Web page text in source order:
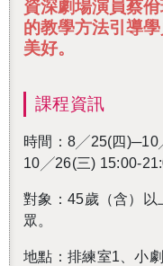
資深劇場演員蔡
的教學方法引導
美好。
課程資訊
時間： 8 ╱25(四)─10
10 ╱26(三) 15:00-
對象：45歲（含）以
眾。
地點：排練室1、小劇